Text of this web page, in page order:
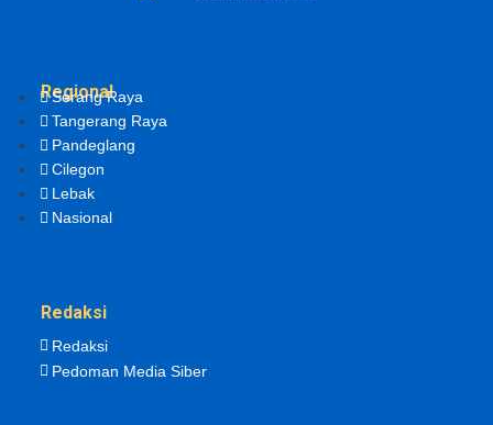
Regional
Serang Raya
Tangerang Raya
Pandeglang
Cilegon
Lebak
Nasional
Redaksi
Redaksi
Pedoman Media Siber